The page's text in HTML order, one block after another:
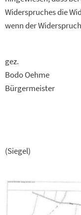
Widerspruches die
wenn der
gez.
Bodo Oehme
Bürgermeister
(Siegel)